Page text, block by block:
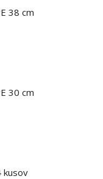
38 cm
30 cm
kusov